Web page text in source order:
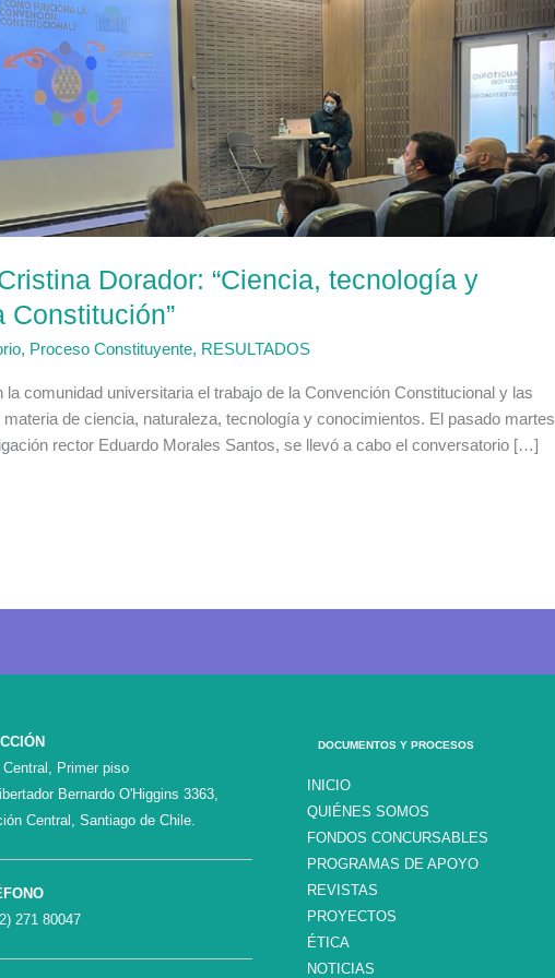
Dorador: “Ciencia, tecnología y
, Proceso Constituyente, RESULTADOS
comunidad universitaria el trabajo de la Convención Constitucional y las
de ciencia, naturaleza, tecnología y conocimientos. El pasado martes
rector Eduardo Morales Santos, se llevó a cabo el conversatorio […]
Central, Primer piso
Bernardo O'Higgins 3363,
Central, Santiago de Chile.
271 80047
DOCUMENTOS Y PROCESOS
INICIO
QUIÉNES SOMOS
FONDOS CONCURSABLES
PROGRAMAS DE APOYO
REVISTAS
PROYECTOS
ÉTICA
NOTICIAS